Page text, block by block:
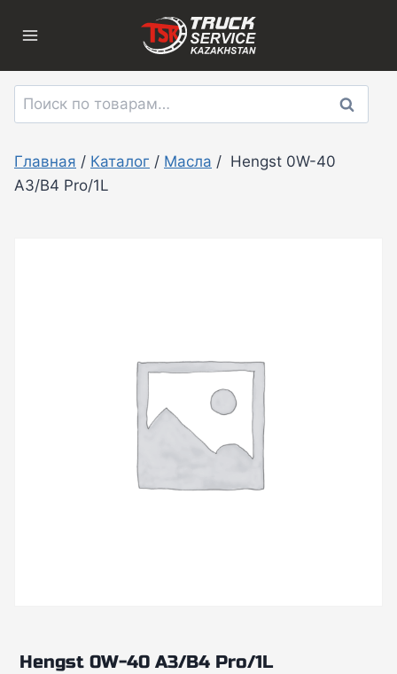
Искать: Поиск
Главная / Каталог / Масла / Hengst 0W-40
A3/B4 Pro/1L
Hengst 0W-40 A3/B4 Pro/1L